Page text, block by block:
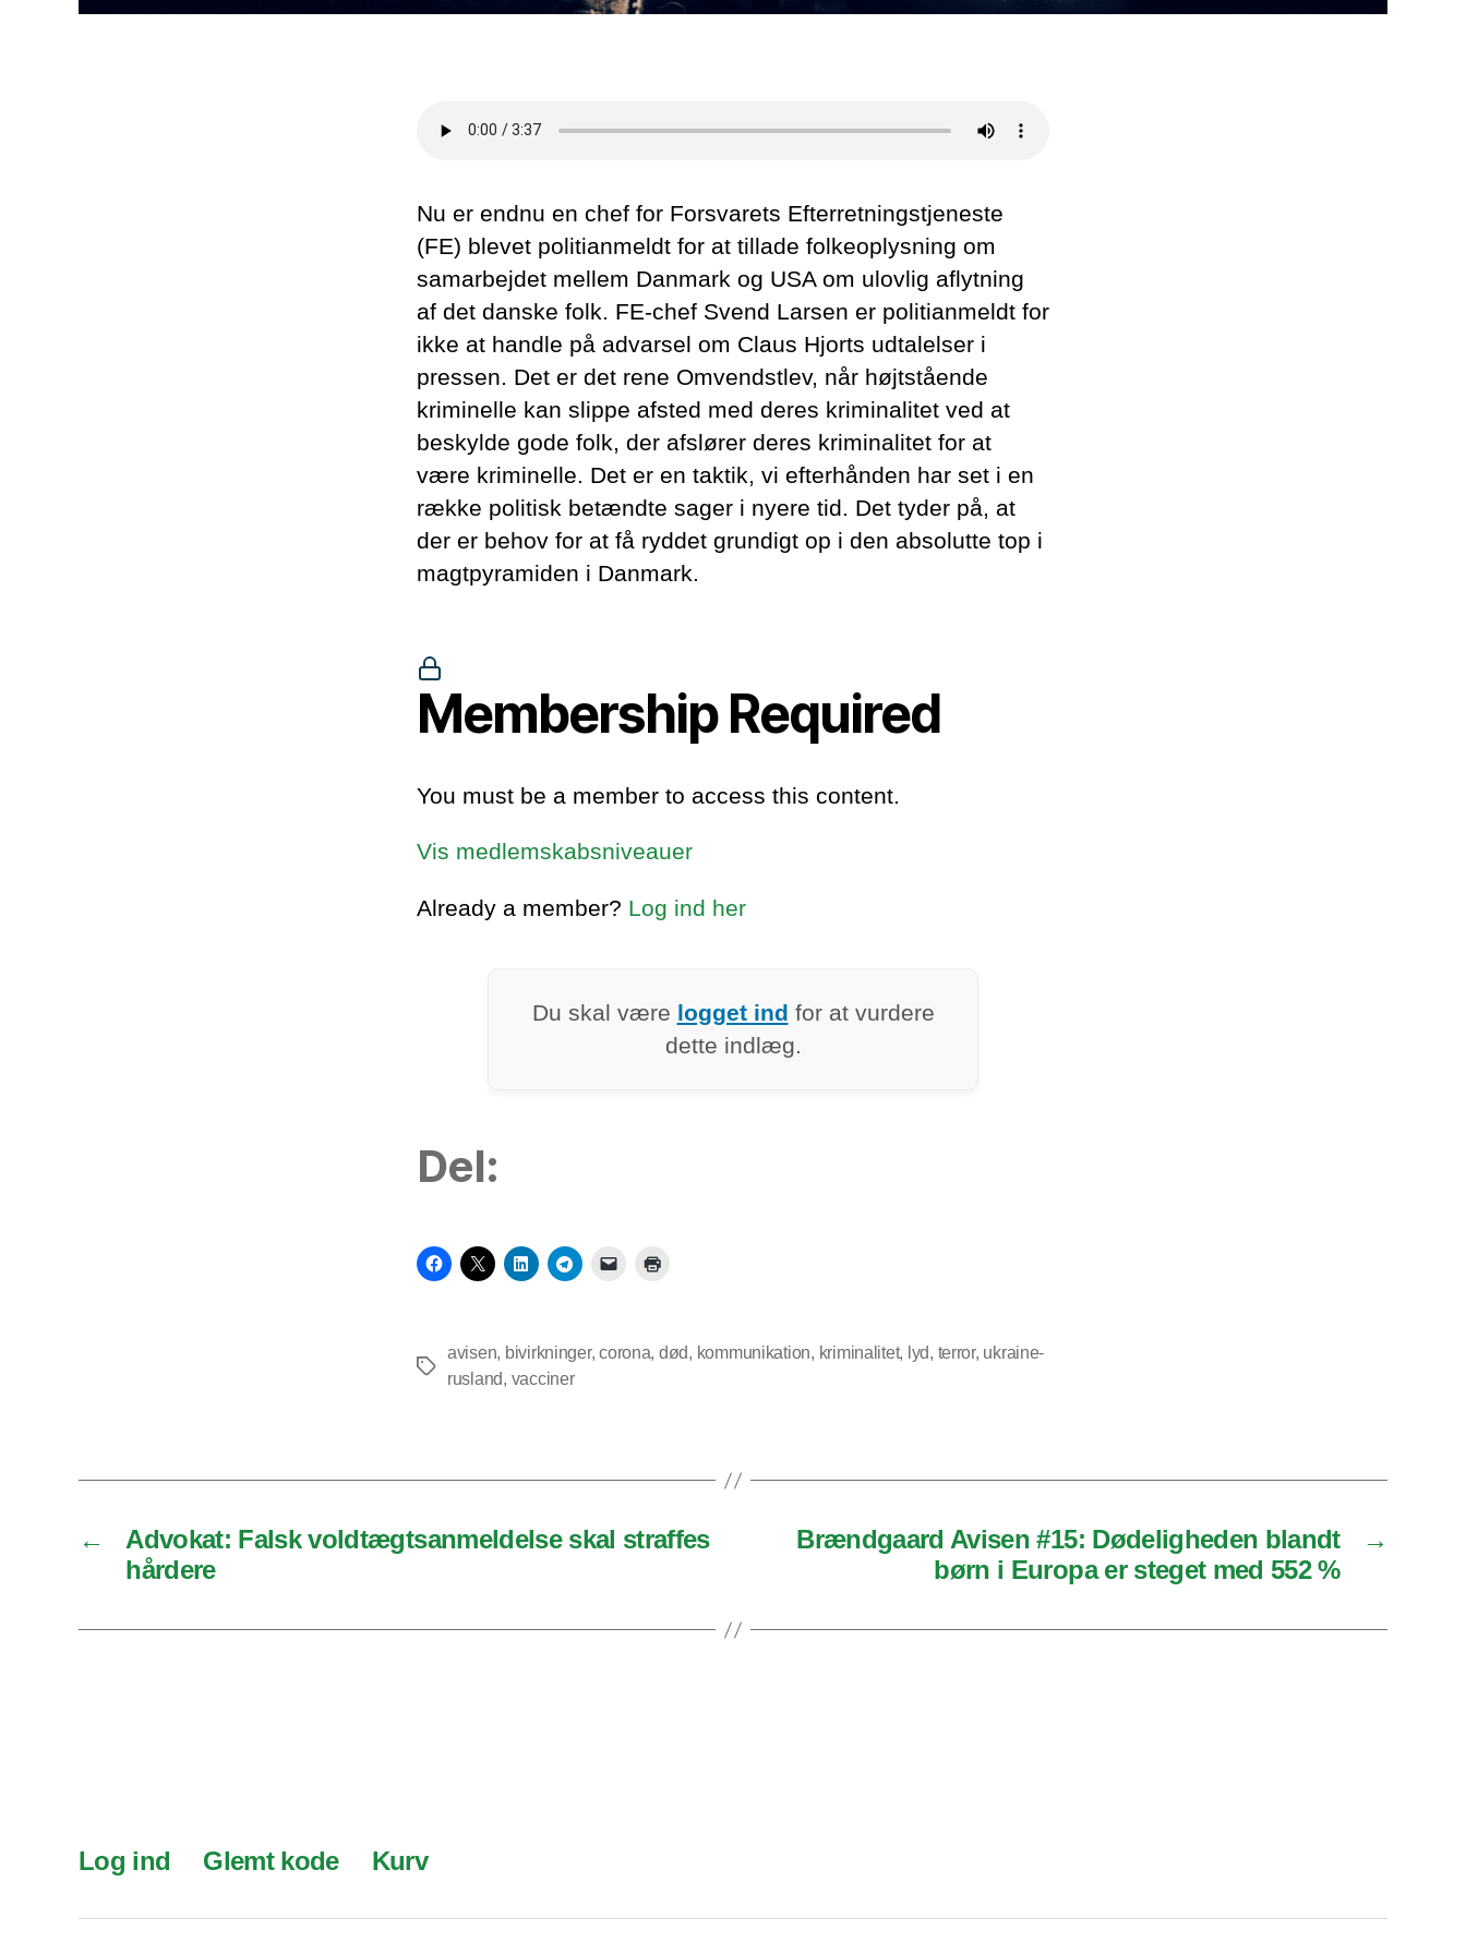
Nu er endnu en chef for Forsvarets Efterretningstjeneste
(FE) blevet politianmeldt for at tillade folkeoplysning om
samarbejdet mellem Danmark og USA om ulovlig aflytning
af det danske folk. FE-chef Svend Larsen er politianmeldt for
ikke at handle på advarsel om Claus Hjorts udtalelser i
pressen. Det er det rene Omvendstlev, når højtstående
kriminelle kan slippe afsted med deres kriminalitet ved at
beskylde gode folk, der afslører deres kriminalitet for at
være kriminelle. Det er en taktik, vi efterhånden har set i en
række politisk betændte sager i nyere tid. Det tyder på, at
der er behov for at få ryddet grundigt op i den absolutte top i
magtpyramiden i Danmark.
Membership Required
You must be a member to access this content.
Vis medlemskabsniveauer
Already a member? Log ind her
Du skal være logget ind for at vurdere
dette indlæg.
Del:
Tags
avisen, bivirkninger,corona, død, kommunikation, kriminalitet, lyd, terror, ukraine-
rusland, vacciner
←
Advokat: Falsk voldtægtsanmeldelse skal straffes
hårdere
→
Brændgaard Avisen #15: Dødeligheden blandt
børn i Europa er steget med 552 %
Log ind Glemt kode Kurv